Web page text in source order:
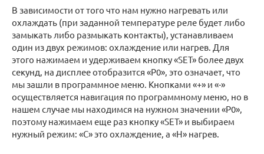
В зависимости от того что нам нужно нагревать или
охлаждать (при заданной температуре реле будет либо
замыкать либо размыкать контакты), устанавливаем
один из двух режимов: охлаждение или нагрев. Для
этого нажимаем и удерживаем кнопку «SET» более двух
секунд, на дисплее отобразится «Р0», это означает, что
мы зашли в программное меню. Кнопками «+» и «-»
осуществляется навигация по программному меню, но в
нашем случае мы находимся на нужном значении «Р0»,
поэтому нажимаем еще раз кнопку «SET» и выбираем
нужный режим: «С» это охлаждение, а «Н» нагрев.